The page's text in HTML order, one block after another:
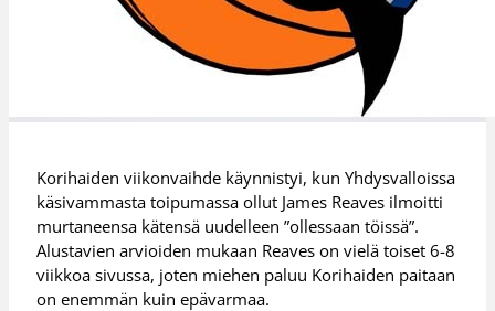
Korihaiden viikonvaihde käynnistyi, kun Yhdysvalloissa
käsivammasta toipumassa ollut James Reaves ilmoitti
murtaneensa kätensä uudelleen ”ollessaan töissä”.
Alustavien arvioiden mukaan Reaves on vielä toiset 6-8
viikkoa sivussa, joten miehen paluu Korihaiden paitaan
on enemmän kuin epävarmaa.